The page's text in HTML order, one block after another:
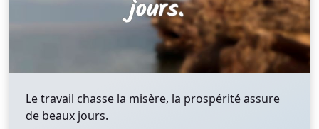
Le travail chasse la misère, la prospérité assure
de beaux jours.